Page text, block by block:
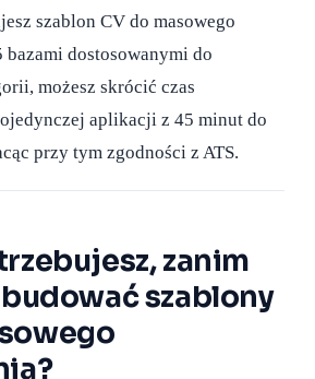
szablon CV do masowego
dostosowanymi do
możesz skrócić czas
aplikacji z 45 minut do
przy tym zgodności z ATS.
zanim
szablony